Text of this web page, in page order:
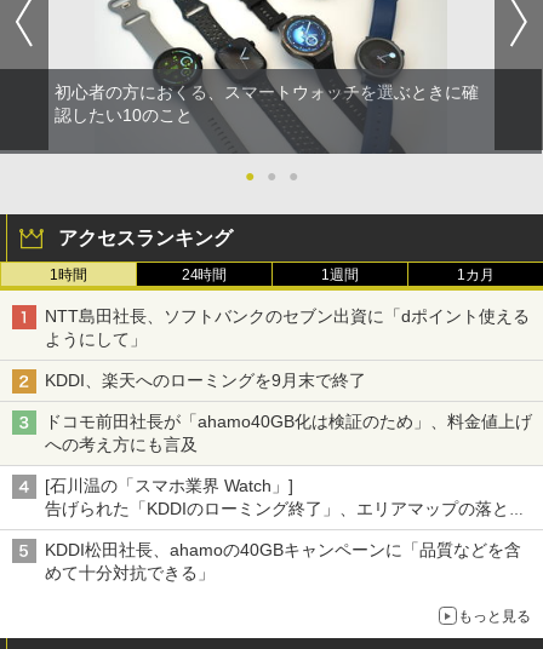
初心者の方におくる、スマートウォッチを選ぶときに確
認したい10のこと
● ● ●
アクセスランキング
1時間 24時間 1週間 1カ月
NTT島田社長、ソフトバンクのセブン出資に「dポイント使える
ようにして」
KDDI、楽天へのローミングを9月末で終了
ドコモ前田社長が「ahamo40GB化は検証のため」、料金値上げ
への考え方にも言及
[石川温の「スマホ業界 Watch」]
告げられた「KDDIのローミング終了」、エリアマップの落とし
穴と楽天モバイルの課題
KDDI松田社長、ahamoの40GBキャンペーンに「品質などを含
めて十分対抗できる」
もっと見る